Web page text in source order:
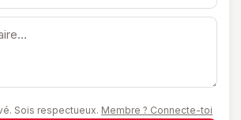
Sois respectueux. Membre ? Connecte-toi